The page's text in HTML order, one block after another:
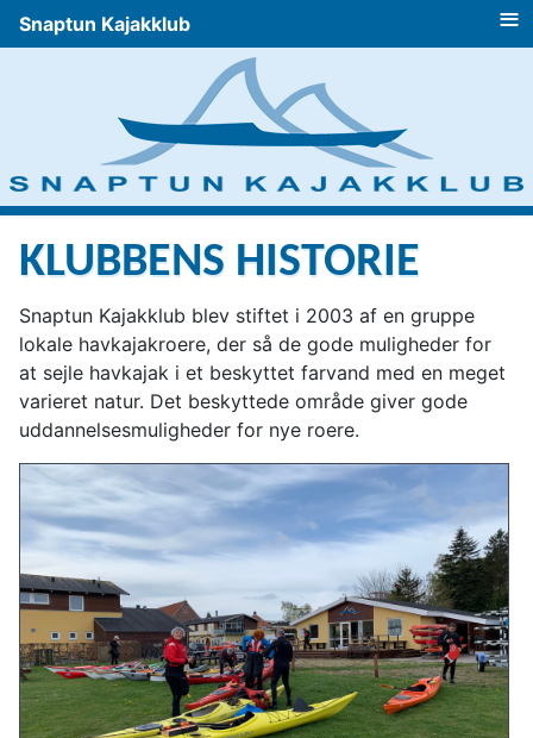
KLUBBENS HISTORIE
Snaptun Kajakklub blev stiftet i 2003 af en gruppe
lokale havkajakroere, der så de gode muligheder for
at sejle havkajak i et beskyttet farvand med en meget
varieret natur. Det beskyttede område giver gode
uddannelsesmuligheder for nye roere.
Snaptun Kajakklub ≡